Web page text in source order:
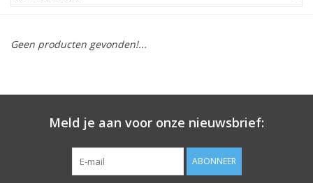
OUTDOOR
SALE
Geen producten gevonden!...
Meld je aan voor onze nieuwsbrief:
ABONNEER